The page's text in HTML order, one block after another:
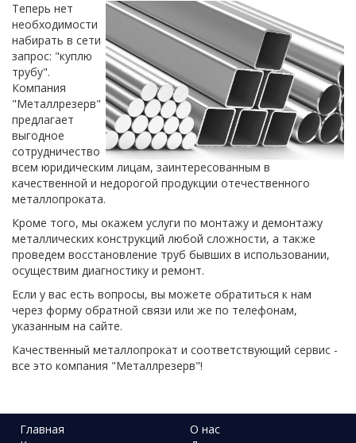
Теперь нет
необходимости
набирать в сети
запрос: "куплю
трубу".
Компания
"Металлрезерв"
предлагает
выгодное
сотрудничество
всем юридическим лицам, заинтересованным в
качественной и недорогой продукции отечественного
металлопроката.
Кроме того, мы окажем услуги по монтажу и демонтажу
металлических конструкций любой сложности, а также
проведем восстановление труб бывших в использовании,
осуществим диагностику и ремонт.
Если у вас есть вопросы, вы можете обратиться к нам
через форму обратной связи или же по телефонам,
указанным на сайте.
Качественный металлопрокат и соответствующий сервис -
все это компания "Металлрезерв"!
Главная
О нас